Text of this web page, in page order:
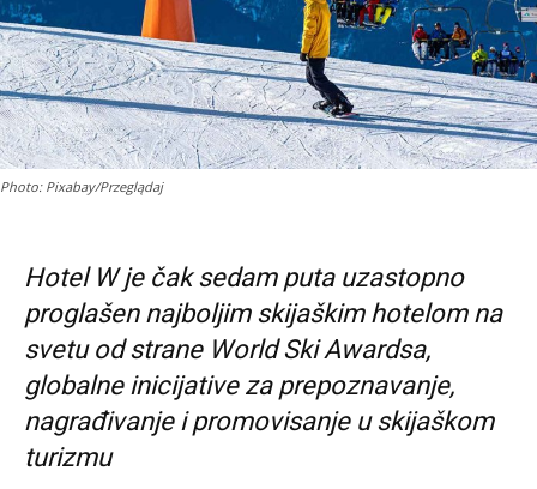
Photo: Pixabay/Przeglądaj
Hotel W je čak sedam puta uzastopno
proglašen najboljim skijaškim hotelom na
svetu od strane World Ski Awardsa,
globalne inicijative za prepoznavanje,
nagrađivanje i promovisanje u skijaškom
turizmu